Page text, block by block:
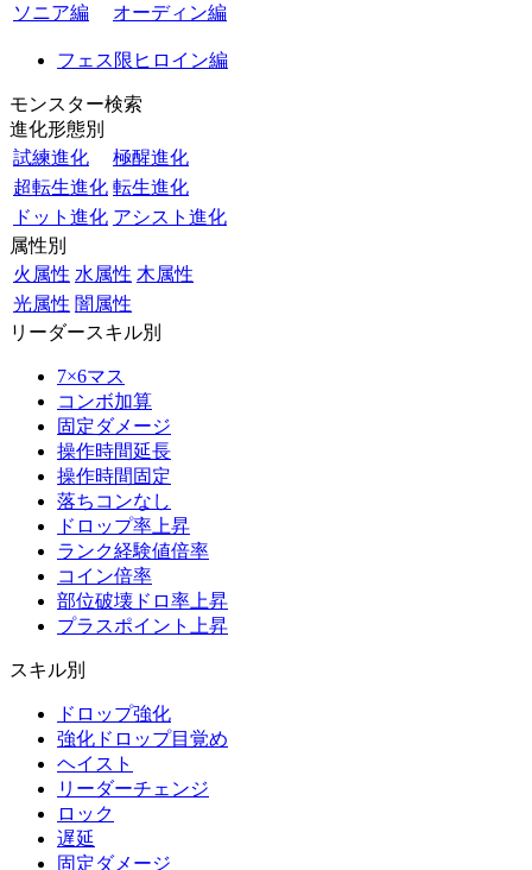
ソニア編
オーディン編
フェス限ヒロイン編
モンスター検索
進化形態別
試練進化
極醒進化
超転生進化 転生進化
ドット進化 アシスト進化
属性別
火属性 水属性 木属性
光属性 闇属性
リーダースキル別
7×6マス
コンボ加算
固定ダメージ
操作時間延長
操作時間固定
落ちコンなし
ドロップ率上昇
ランク経験値倍率
コイン倍率
部位破壊ドロ率上昇
プラスポイント上昇
スキル別
ドロップ強化
強化ドロップ目覚め
ヘイスト
リーダーチェンジ
ロック
遅延
固定ダメージ